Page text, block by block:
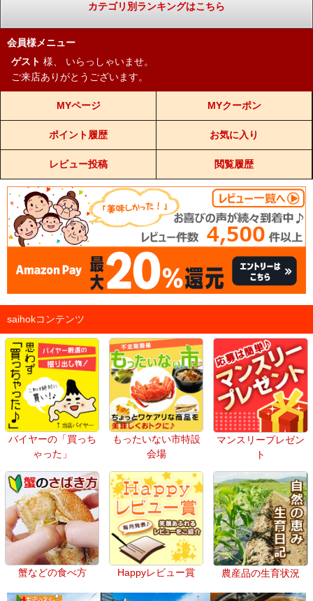
カテゴリ別ランキングはこちら
会員様メニュー
ゲスト 様、
いらっしゃいませ。
ご来店ありがとうございます。
MYページ MYクーポン
ポイント履歴 お気に入り
レビュー投稿 閲覧履歴
saihokコンテンツ
バイヤーの「買っち
ゃった」
もったいない市特設
会場
マンスリープレゼン
ト
蟹などの食べ方 Happyレビュー賞 農産品の生育状況